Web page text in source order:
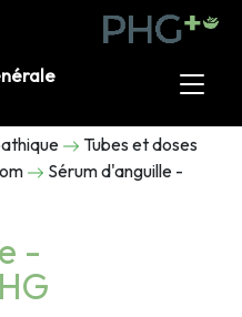
Tubes et doses
Sérum d'anguille -
-